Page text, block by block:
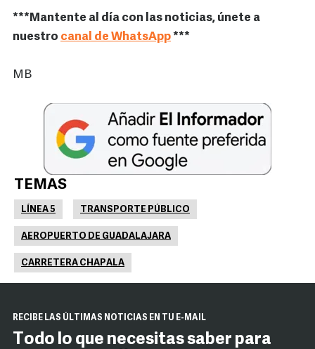
***Mantente al día con las noticias, únete a
nuestro canal de WhatsApp***
MB
TEMAS
LÍNEA 5 TRANSPORTE PÚBLICO
AEROPUERTO DE GUADALAJARA
CARRETERA CHAPALA
RECIBE LAS ÚLTIMAS NOTICIAS EN TU E-MAIL
Todo lo que necesitas saber para